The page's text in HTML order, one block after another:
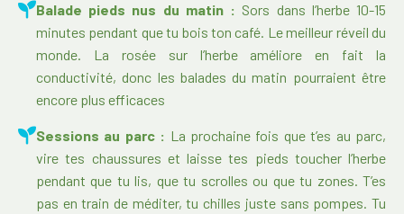
Balade pieds nus du matin : Sors dans l’herbe 10-15
minutes pendant que tu bois ton café. Le meilleur réveil du
monde. La rosée sur l’herbe améliore en fait la
conductivité, donc les balades du matin pourraient être
encore plus efficaces
Sessions au parc : La prochaine fois que t’es au parc,
vire tes chaussures et laisse tes pieds toucher l’herbe
pendant que tu lis, que tu scrolles ou que tu zones. T’es
pas en train de méditer, tu chilles juste sans pompes. Tu